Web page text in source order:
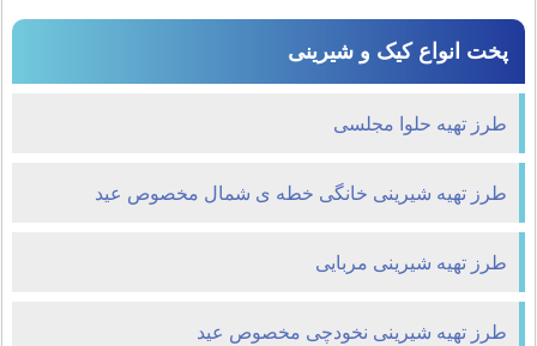
پخت انواع کیک و شیرینی
طرز تهیه حلوا مجلسی
طرز تهیه شیرینی خانگی خطه ی شمال مخصوص عید
طرز تهیه شیرینی مربایی
طرز تهیه شیرینی نخودچی مخصوص عید